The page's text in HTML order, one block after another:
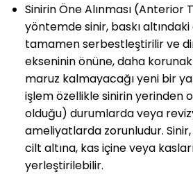
Sinirin Öne Alınması (Anterior
yöntemde sinir, baskı
tamamen serbestleştirilir ve
ekseninin önüne, daha
maruz kalmayacağı yeni bir
işlem özellikle sinirin yerinden
olduğu) durumlarda veya
ameliyatlarda zorunludur.
cilt altına, kas içine veya
yerleştirilebilir.